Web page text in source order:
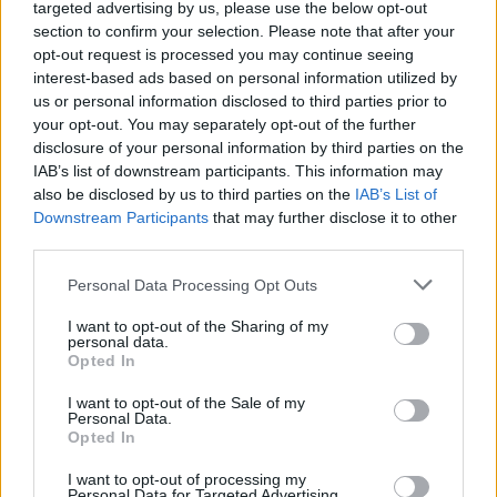
targeted advertising by us, please use the below opt-out
section to confirm your selection. Please note that after your
opt-out request is processed you may continue seeing
interest-based ads based on personal information utilized by
us or personal information disclosed to third parties prior to
your opt-out. You may separately opt-out of the further
disclosure of your personal information by third parties on the
IAB’s list of downstream participants. This information may
also be disclosed by us to third parties on the IAB’s List of
Downstream Participants that may further disclose it to other
Please note that this website/app uses one or more Google
not limited to your visit or usage behaviour. You may click to
grant or deny consent to Google and its third-party tags to
use your data for below specified purposes in below Google
consent section.
Personal Data Processing Opt Outs
I want to opt-out of the Sharing of my
personal data.
Opted In
I want to opt-out of the Sale of my
Personal Data.
Opted In
I want to opt-out of processing my
La vicenda del 1982 sottolinea che un campionato
può essere valorizzato solo con un equilibrio tra
sponsor, team e spettacolo. L’esempio del
Campionato britannico di Formula 1insegna
che la passione non basta: servono risorse stabili
e un ecosistema competitivo per garantire
continuità. Pur avendo offerto momenti
fugace quando mancano le condizioni
organizzative ed economiche necessarie.
AUTORE
Francesca Lombardi
Francesca Lombardi, fiorentina, prese appunti